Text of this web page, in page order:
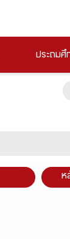
ประถมศึ
ห